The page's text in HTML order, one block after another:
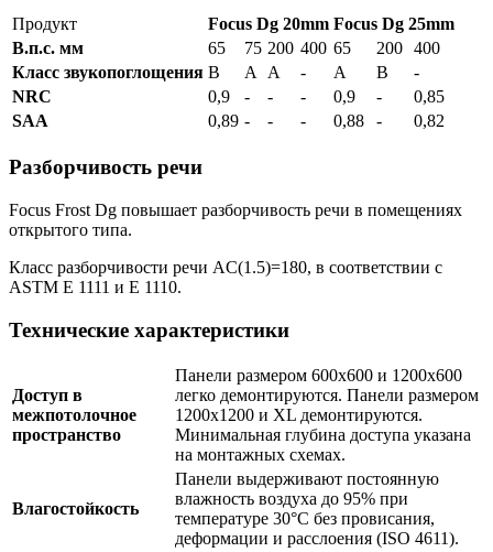
Продукт Focus Dg 20mm Focus Dg 25mm
В.п.с. мм
65 75 200 400 65 200 400
Класс звукопоглощения B A A - A B
-
NRC
0,9 - - - 0,9 -
0,85
SAA
0,89 - - - 0,88 - 0,82
Разборчивость речи
Focus Frost Dg повышает разборчивость речи в помещениях
открытого типа.
Класс разборчивости речи AC(1.5)=180, в соответствии с
ASTM E 1111 и E 1110.
Технические характеристики
Доступ в
межпотолочное
пространство
Панели размером 600x600 и 1200x600
легко демонтируются. Панели размером
1200x1200 и XL демонтируются.
Минимальная глубина доступа указана
на монтажных схемах.
Влагостойкость
Панели выдерживают постоянную
влажность воздуха до 95% при
температуре 30°C без провисания,
деформации и расслоения (ISO 4611).